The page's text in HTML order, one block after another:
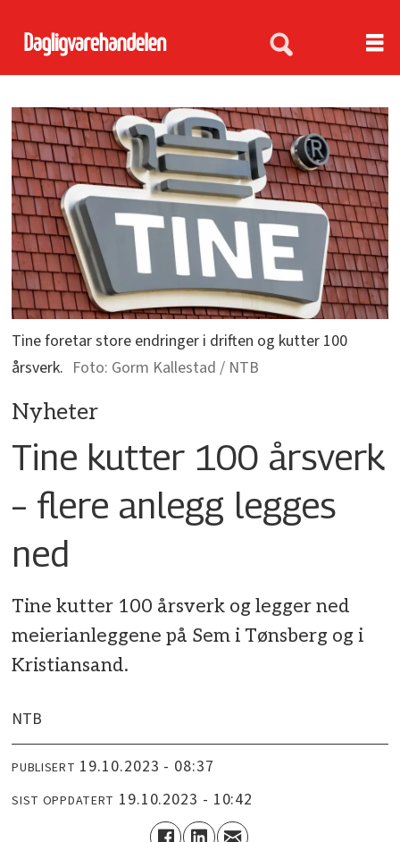
Tine foretar store endringer i driften og kutter 100
årsverk.
Gorm Kallestad / NTB
Nyheter
Tine kutter 100 årsverk
– flere anlegg legges
ned
Tine kutter 100 årsverk og legger ned
meierianleggene på Sem i Tønsberg og i
Kristiansand.
NTB
PUBLISERT 19.10.2023 - 08:37
SIST OPPDATERT 19.10.2023 - 10:42